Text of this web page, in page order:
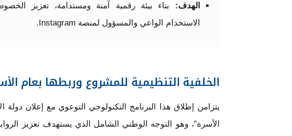
الهدف: بناء بيئة رقمية آمنة ومستدامة، تعزيز
الاستخدام الواعي والمسؤول لمنصة Instagram.
الخلفية التنظيمية للمشروع وربطها بعام الأسرة
الأسرة”، وهو التوجه الوطني الشامل الذي يستهدف تعزيز